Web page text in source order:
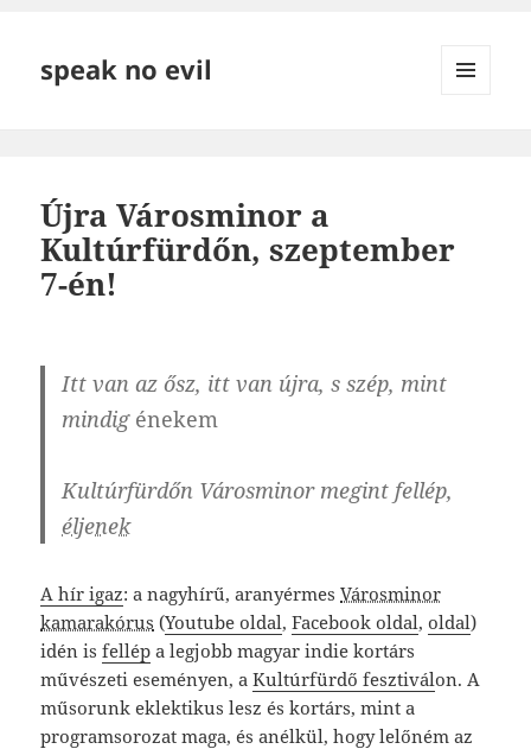
speak no evil
Újra Városminor a
Kultúrfürdőn, szeptember
7-én!
Itt van az ősz, itt van újra, s szép, mint
mindig énekem
Kultúrfürdőn Városminor megint fellép,
éljenek
A hír igaz: a nagyhírű, aranyérmesVárosminor
kamarakórus (Youtube oldal,Facebook oldal,oldal)
idén isfellép a legjobb magyar indie kortárs
művészeti eseményen, aKultúrfürdő fesztiválon. A
műsorunk eklektikus lesz és kortárs, mint a
programsorozat maga, és anélkül, hogy lelőném az